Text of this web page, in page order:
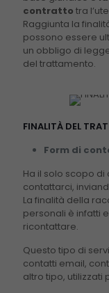
contratto tra
Raggiunta la
possono essere
un obbligo di
del trattamento.
FINALITÀ DEL
Form di
Ha il solo scopo
contattarci,
La finalità della
personali è infatti
ricontattare.
Questo tipo di
contatti email,
altro tipo, utilizzati